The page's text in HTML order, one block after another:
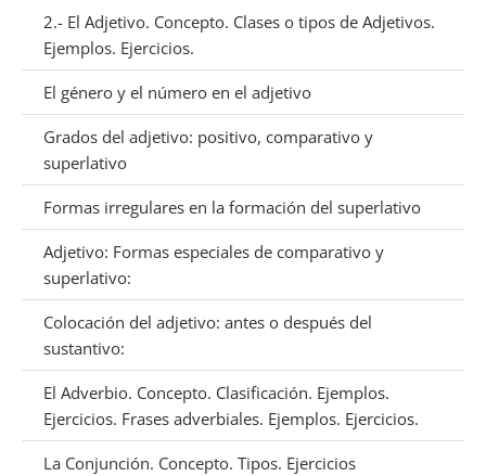
2.- El Adjetivo. Concepto. Clases o tipos de Adjetivos.
Ejemplos. Ejercicios.
El género y el número en el adjetivo
Grados del adjetivo: positivo, comparativo y
superlativo
Formas irregulares en la formación del superlativo
Adjetivo: Formas especiales de comparativo y
superlativo:
Colocación del adjetivo: antes o después del
sustantivo:
El Adverbio. Concepto. Clasificación. Ejemplos.
Ejercicios. Frases adverbiales. Ejemplos. Ejercicios.
La Conjunción. Concepto. Tipos. Ejercicios